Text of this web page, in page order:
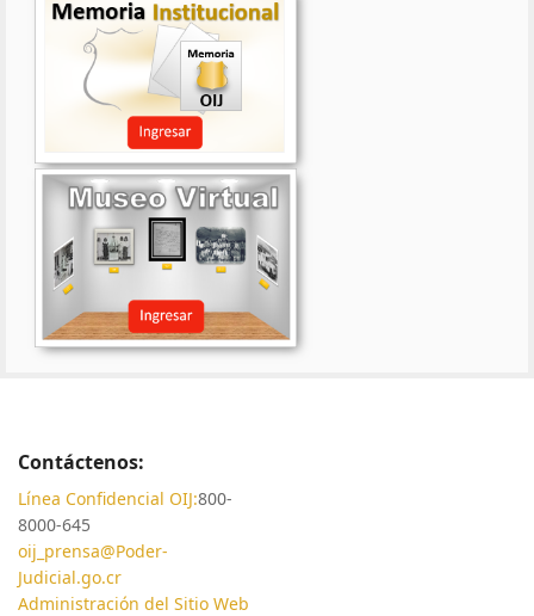
Contáctenos:
Línea Confidencial OIJ:800-
8000-645
oij_prensa@Poder-
Judicial.go.cr
Administración del Sitio Web